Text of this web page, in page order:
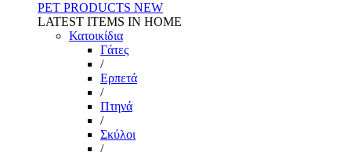
PET PRODUCTS NEW
LATEST ITEMS IN HOME
Κατοικίδια
Γάτες
/
Ερπετά
/
Πτηνά
/
Σκύλοι
/